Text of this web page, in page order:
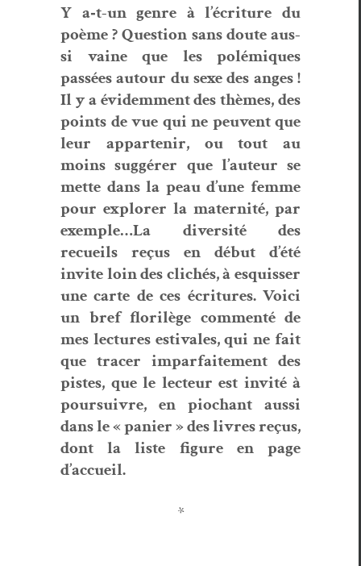
Y a‑t-un genre à l’écri­t­ure du
poème ?Ques­tion sans doute aus­
si vaine que les polémiques
passées autour du sexe des anges !
Il y a évidem­ment des thèmes, des
points de vue qui ne peu­vent que
leur appartenir, ou tout au
moins sug­gér­er que l’au­teur se
mette dans la peau d’une femme
pour explor­er la mater­nité, par
exemple…La diver­sité des
recueils reçus en début d’été
invite loin des clichés, à esquiss­er
une carte de ces écri­t­ures.Voici
un bref flo­rilège com­men­té de
mes lec­tures esti­vales, qui ne fait
que trac­er impar­faite­ment des
pistes, que le lecteur est invité à
pour­suiv­re, en piochant aus­si
dans le « panier » des livres reçus,
dont la liste fig­ure en page
d’accueil.
*